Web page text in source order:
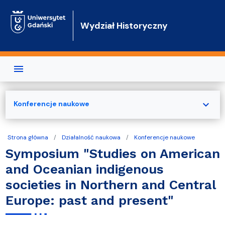
Wydział Historyczny
Strona główna Działalność naukowa Konferencje naukowe
Symposium "Studies on American
and Oceanian indigenous
societies in Northern and Central
Europe: past and present"
Konferencje naukowe expand_more